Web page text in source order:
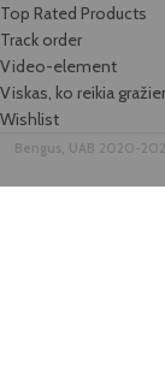
Top Rated Products
Track order
Video-element
Viskas, ko reikia
Wishlist
Bengus, UAB 2020-